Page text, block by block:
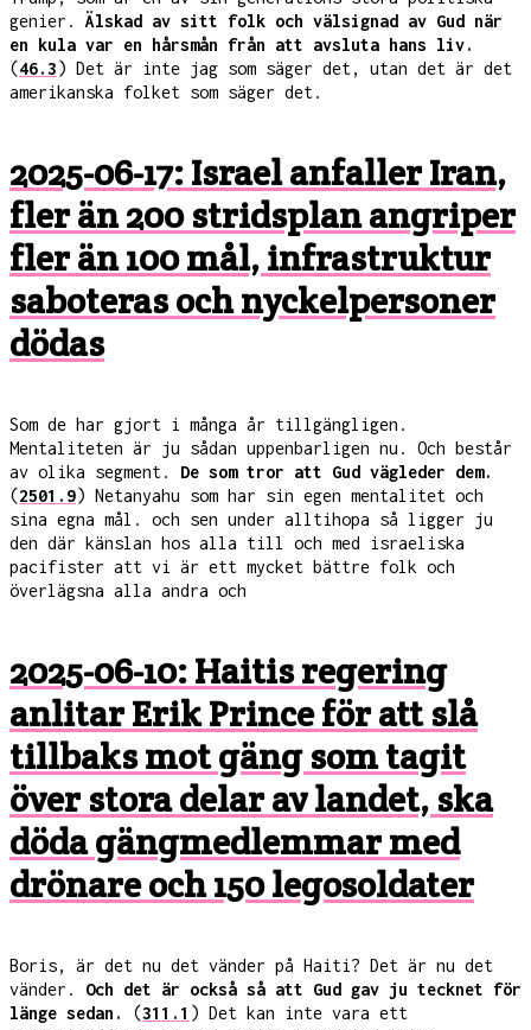
genier. Älskad av sitt folk och välsignad av Gud när
en kula var en hårsmån från att avsluta hans liv.
(46.3) Det är inte jag som säger det, utan det är det
amerikanska folket som säger det.
2025-06-17: Israel anfaller Iran,
fler än 200 stridsplan angriper
fler än 100 mål, infrastruktur
saboteras och nyckelpersoner
dödas
Som de har gjort i många år tillgängligen.
Mentaliteten är ju sådan uppenbarligen nu. Och består
av olika segment. De som tror att Gud vägleder dem.
(2501.9) Netanyahu som har sin egen mentalitet och
sina egna mål. och sen under alltihopa så ligger ju
den där känslan hos alla till och med israeliska
pacifister att vi är ett mycket bättre folk och
överlägsna alla andra och
2025-06-10: Haitis regering
anlitar Erik Prince för att slå
tillbaks mot gäng som tagit
över stora delar av landet, ska
döda gängmedlemmar med
drönare och 150 legosoldater
Boris, är det nu det vänder på Haiti? Det är nu det
vänder. Och det är också så att Gud gav ju tecknet för
länge sedan.
(311.1 ) Det kan inte vara ett